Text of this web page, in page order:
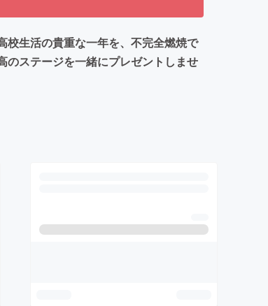
校生活の貴重な一年を、不完全燃焼で
のステージを一緒にプレゼントしませ